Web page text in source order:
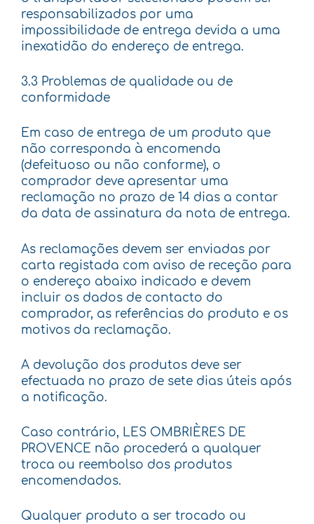
responsabilizados por uma
impossibilidade de entrega devida a uma
inexatidão do endereço de entrega.
3.3 Problemas de qualidade ou de
conformidade
Em caso de entrega de um produto que
não corresponda à encomenda
(defeituoso ou não conforme), o
comprador deve apresentar uma
reclamação no prazo de 14 dias a contar
da data de assinatura da nota de entrega.
As reclamações devem ser enviadas por
carta registada com aviso de receção para
o endereço abaixo indicado e devem
incluir os dados de contacto do
comprador, as referências do produto e os
motivos da reclamação.
A devolução dos produtos deve ser
efectuada no prazo de sete dias úteis após
a notificação.
Caso contrário, LES OMBRIÈRES DE
PROVENCE não procederá a qualquer
troca ou reembolso dos produtos
encomendados.
Qualquer produto a ser trocado ou